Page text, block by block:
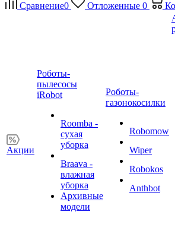
Сравнение0 Отложенные 0
Акции
Роботы-
пылесосы
iRobot
Roomba -
сухая
уборка
Braava -
влажная
уборка
Архивные
модели
Роботы-
газонокосилки
Robomow
Wiper
Robokos
Anthbot